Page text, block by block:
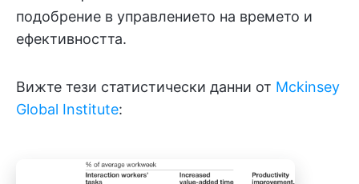
подобрение в управлението на времето и
ефективността.
Вижте тези статистически данни от Mckinsey
Global Institute: